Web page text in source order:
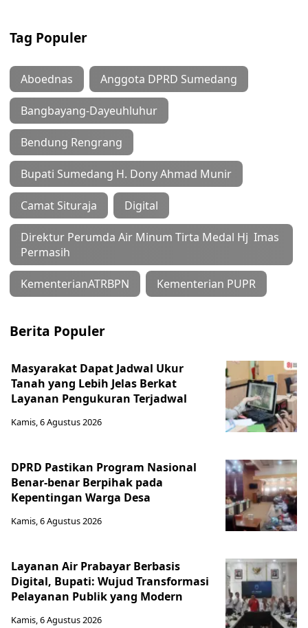
Tag Populer
Aboednas Anggota DPRD Sumedang
Bangbayang-Dayeuhluhur
Bendung Rengrang
Bupati Sumedang H. Dony Ahmad Munir
Camat Situraja Digital
Direktur Perumda Air Minum Tirta Medal Hj Imas
Permasih
KementerianATRBPN Kementerian PUPR
Berita Populer
Masyarakat Dapat Jadwal Ukur
Tanah yang Lebih Jelas Berkat
Layanan Pengukuran Terjadwal
Kamis, 6 Agustus 2026
DPRD Pastikan Program Nasional
Benar-benar Berpihak pada
Kepentingan Warga Desa
Kamis, 6 Agustus 2026
Layanan Air Prabayar Berbasis
Digital, Bupati: Wujud Transformasi
Pelayanan Publik yang Modern
Kamis, 6 Agustus 2026